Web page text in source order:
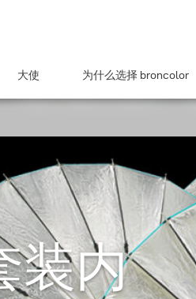
大使 为什么选择 broncolor
装内